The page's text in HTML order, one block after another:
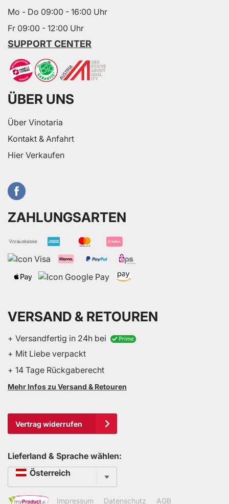
Mo - Do 09:00 - 16:00 Uhr
Fr 09:00 - 12:00 Uhr
SUPPORT CENTER
ÜBER UNS
Über Vinotaria
Kontakt & Anfahrt
Hier Verkaufen
ZAHLUNGSARTEN
VERSAND & RETOUREN
+ Versandfertig in 24h bei
+ Mit Liebe verpackt
+ 14 Tage Rückgaberecht
Mehr Infos zu Versand & Retouren
Vertrag widerrufen
Lieferland & Sprache wählen:
SpracheÖsterreich
Impressum Datenschutz AGB